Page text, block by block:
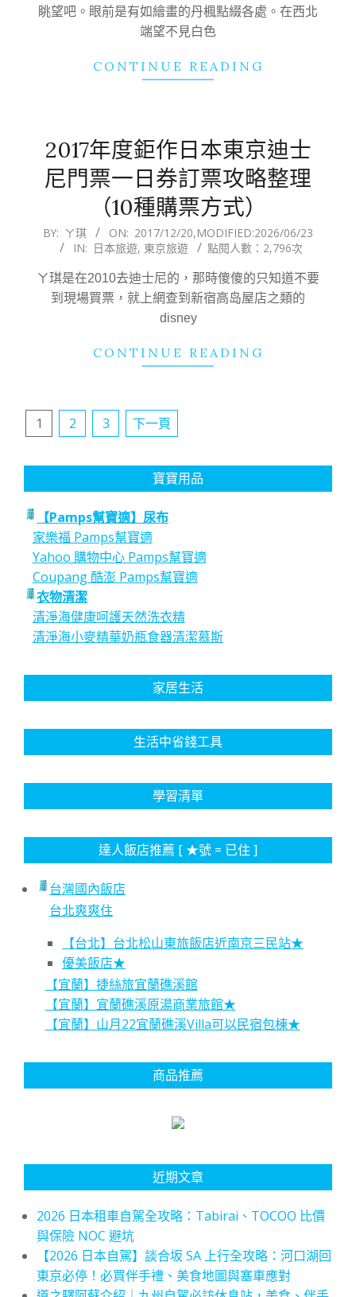
眺望吧。眼前是有如繪畫的丹楓點綴各處。在西北
端望不見白色
CONTINUE READING
2017年度鉅作日本東京迪士
尼門票一日券訂票攻略整理
（10種購票方式）
2017-
20
BY: ㄚ琪 ON: 2017/12/20,MODIFIED:2026/06/23
IN: 日本旅遊, 東京旅遊 點閱人數：2,796次
ㄚ琪是在2010去迪士尼的，那時傻傻的只知道不要
到現場買票，就上網查到新宿高岛屋店之類的
disney
CONTINUE READING
文
頁
1 2 3 下一頁
寶寶用品
【Pamps幫寶適】尿布
家樂福 Pamps幫寶適
Yahoo 購物中心 Pamps幫寶適
Coupang 酷澎 Pamps幫寶適
衣物清潔
清淨海健康呵護天然洗衣精
清淨海小麥精華奶瓶食器清潔慕斯
家居生活
生活中省錢工具
學習清單
達人飯店推薦 [ ★號 = 已住 ]
台灣國內飯店
台北爽爽住
【台北】台北松山東旅飯店近南京三民站★
優美飯店★
【宜蘭】捷絲旅宜蘭礁溪館
【宜蘭】宜蘭礁溪原湯商業旅館★
【宜蘭】山月22宜蘭礁溪Villa可以民宿包棟★
商品推薦
近期文章
2026 日本租車自駕全攻略：Tabirai、TOCOO 比價
與保險 NOC 避坑
【2026 日本自駕】談合坂 SA 上行全攻略：河口湖回
東京必停！必買伴手禮、美食地圖與塞車應對